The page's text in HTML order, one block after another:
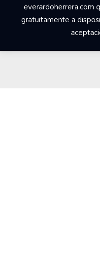
everardoherrera.com
gratuitamente a